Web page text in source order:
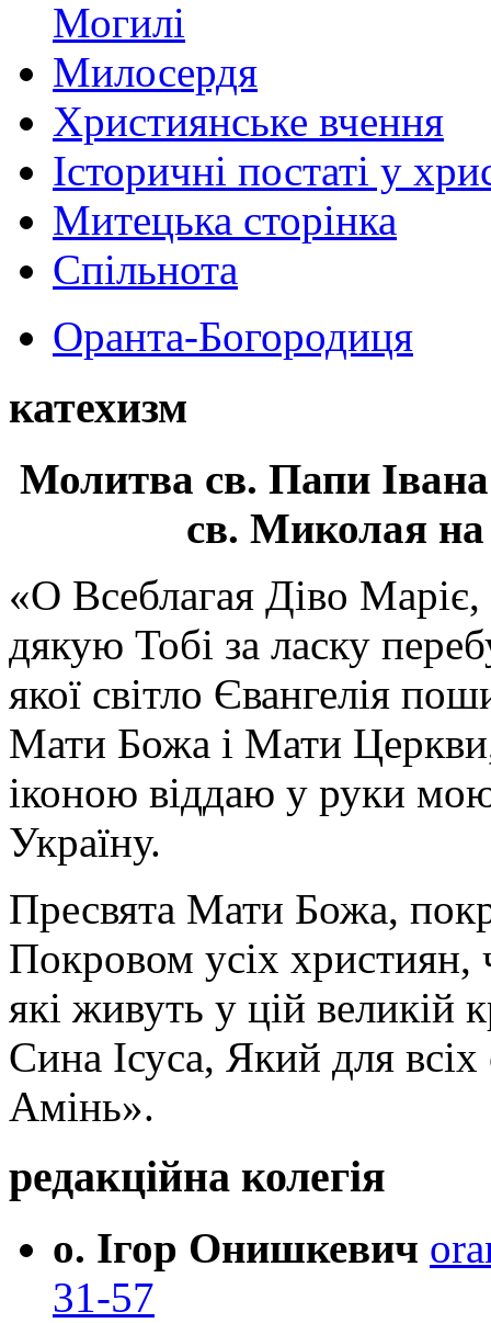
Могилі
Милосердя
Християнське вчення
Історичні постаті у
Митецька сторінка
Спільнота
Оранта-Богородиця
катехизм
Молитва св. Папи
св. Миколая на
«О Всеблагая Діво
дякую Тобі за ласку
якої світло Євангелія
Мати Божа і Мати
іконою віддаю у руки
Україну.
Пресвята Мати Божа,
Покровом усіх християн,
які живуть у цій великій
Сина Ісуса, Який для
Амінь».
редакційна колегія
о. Ігор Онишкевич
31-57